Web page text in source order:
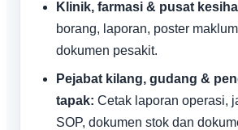
Klinik, farmasi & pusat
borang, laporan, poster
dokumen pesakit.
Pejabat kilang, gudang &
tapak: Cetak laporan operasi,
SOP, dokumen stok dan